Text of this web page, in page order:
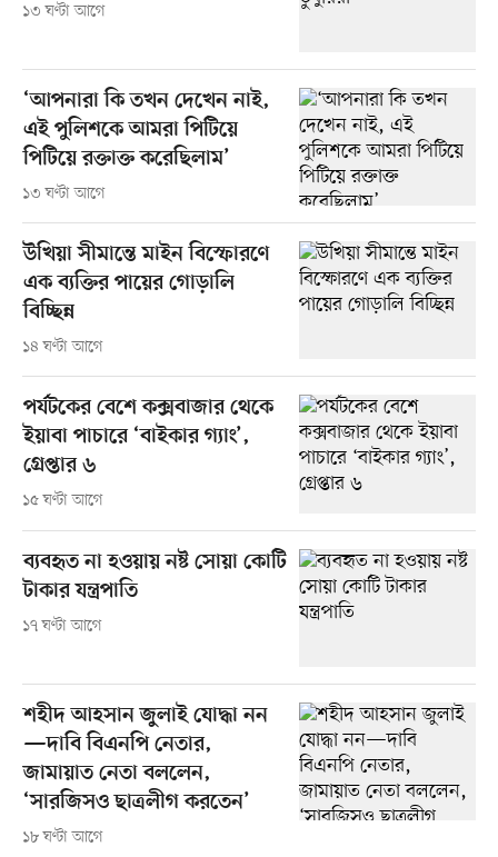
১৩ ঘণ্টা আগে
‘আপনারা কি তখন দেখেন নাই,
এই পুলিশকে আমরা পিটিয়ে
পিটিয়ে রক্তাক্ত করেছিলাম’
১৩ ঘণ্টা আগে
উখিয়া সীমান্তে মাইন বিস্ফোরণে
এক ব্যক্তির পায়ের গোড়ালি
বিচ্ছিন্ন
১৪ ঘণ্টা আগে
পর্যটকের বেশে কক্সবাজার থেকে
ইয়াবা পাচারে ‘বাইকার গ্যাং’,
গ্রেপ্তার ৬
১৫ ঘণ্টা আগে
ব্যবহৃত না হওয়ায় নষ্ট সোয়া কোটি
টাকার যন্ত্রপাতি
১৭ ঘণ্টা আগে
শহীদ আহসান জুলাই যোদ্ধা নন
—দাবি বিএনপি নেতার,
জামায়াত নেতা বললেন,
‘সারজিসও ছাত্রলীগ করতেন’
১৮ ঘণ্টা আগে